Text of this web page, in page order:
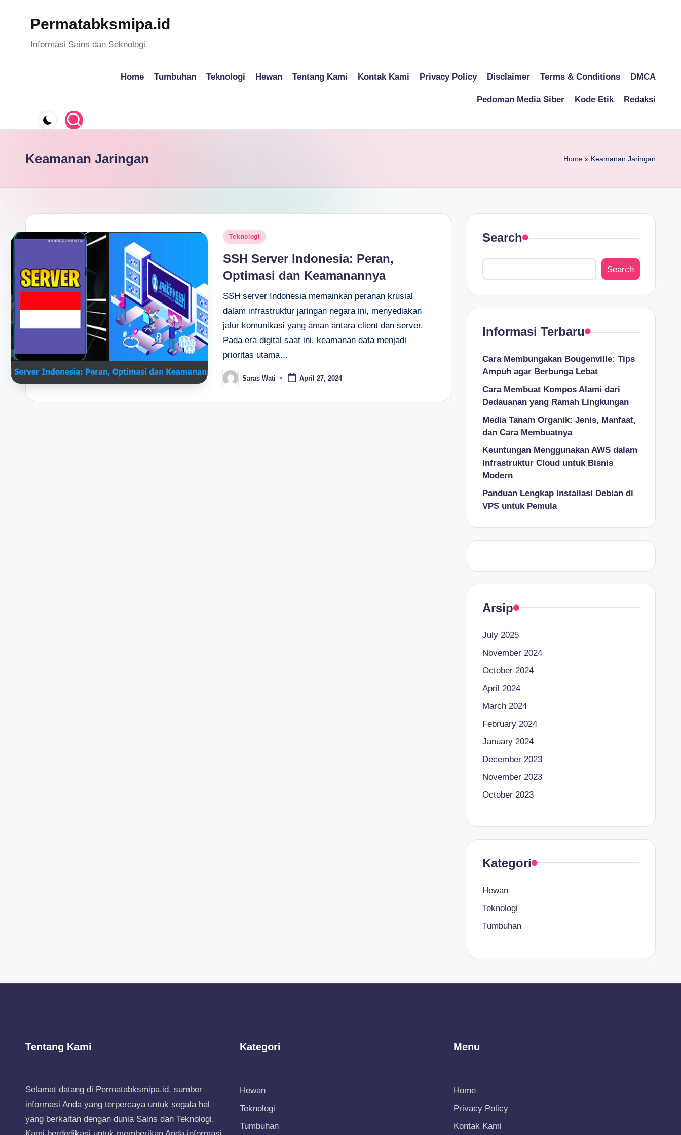
Permatabksmipa.id
Informasi Sains dan Seknologi
Home Tumbuhan Teknologi Hewan Tentang Kami Kontak Kami Privacy Policy Disclaimer Terms & Conditions DMCA
Pedoman Media Siber Kode Etik Redaksi
Keamanan Jaringan Home » Keamanan Jaringan
Posted
Teknologi
SSH Server Indonesia: Peran,
Optimasi dan Keamanannya
SSH server Indonesia memainkan peranan krusial
dalam infrastruktur jaringan negara ini, menyediakan
jalur komunikasi yang aman antara client dan server.
Pada era digital saat ini, keamanan data menjadi
prioritas utama…
Posted
by
Saras Wati April 27, 2024
Search
Search
Informasi Terbaru
Cara Membungakan Bougenville: Tips
Ampuh agar Berbunga Lebat
Cara Membuat Kompos Alami dari
Dedauanan yang Ramah Lingkungan
Media Tanam Organik: Jenis, Manfaat,
dan Cara Membuatnya
Keuntungan Menggunakan AWS dalam
Infrastruktur Cloud untuk Bisnis
Modern
Panduan Lengkap Installasi Debian di
VPS untuk Pemula
Arsip
July 2025
November 2024
October 2024
April 2024
March 2024
February 2024
January 2024
December 2023
November 2023
October 2023
Kategori
Hewan
Teknologi
Tumbuhan
Tentang Kami
Selamat datang di Permatabksmipa.id, sumber
informasi Anda yang terpercaya untuk segala hal
yang berkaitan dengan dunia Sains dan Teknologi.
Kategori
Hewan
Teknologi
Tumbuhan
Menu
Home
Privacy Policy
Kontak Kami